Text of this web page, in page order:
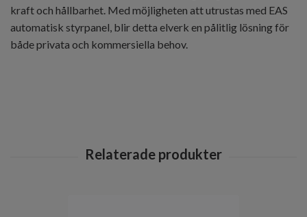
kraft och hållbarhet. Med möjligheten att utrustas med EAS
automatisk styrpanel, blir detta elverk en pålitlig lösning för
både privata och kommersiella behov.